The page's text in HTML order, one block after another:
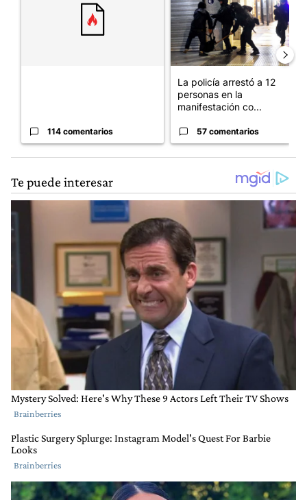
114 comentarios
La policía arrestó a 12
personas en la
manifestación co...
57 comentarios